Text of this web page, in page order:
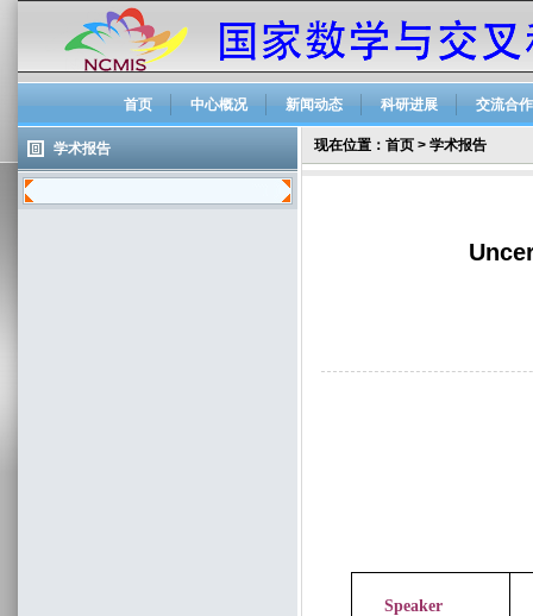
首页 中心概况 新闻动态 科研进展 交流合作
学术报告 现在位置： 首页 > 学术报告
Speaker